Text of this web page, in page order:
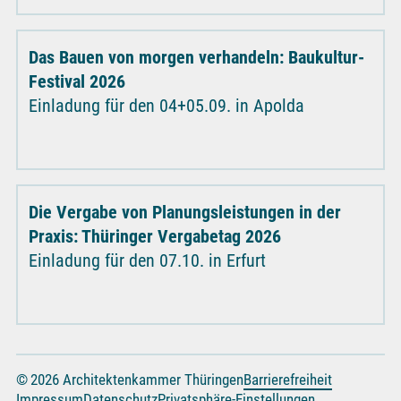
Das Bauen von morgen verhandeln: Baukultur-
Festival 2026
Einladung für den 04+05.09. in Apolda
Die Vergabe von Planungsleistungen in der
Praxis: Thüringer Vergabetag 2026
Einladung für den 07.10. in Erfurt
© 2026 Architektenkammer ThüringenBarrierefreiheit